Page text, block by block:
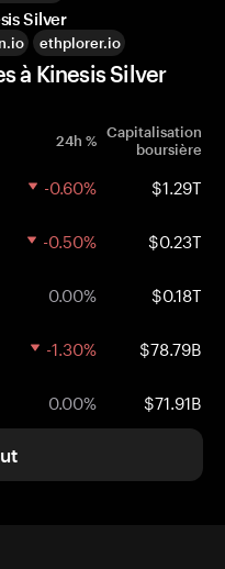
Silver
ethplorer.io
à Kinesis Silver
24h % Capitalisation
boursière
-0.60% $1.29T
-0.50% $0.23T
0.00% $0.18T
-1.30% $78.79B
0.00% $71.91B